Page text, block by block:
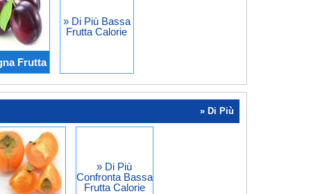
Frutta
» Di Più Bassa
Frutta Calorie
» Di Più
» Di Più
Confronta Bassa
Frutta Calorie